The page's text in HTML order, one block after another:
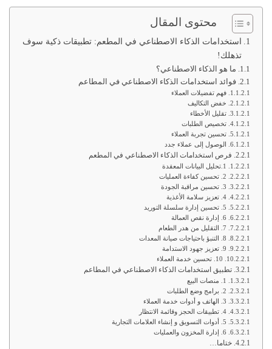
محتوى المقال
استخدامات الذكاء الاصطناعي في المطعم: تطبيقات ذكية سوف
تذهلك!
ما هو الذكاء الاصطناعي؟
فوائد استخدامات الذكاء الاصطناعي في المطاعم
فهم تفضيلات العملاء
خفض التكاليف
تقليل الأخطاء
تخصيص الطلبات
تحسين تجربة العملاء
الوصول إلى عملاء جدد
فرص استخدامات الذكاء الاصطناعي في المطعم
1.تحليل البيانات المعقدة
2. تحسين كفاءة العمليات
3. تحسين مراقبة الجودة
4. تعزيز سلامة الأغذية
5. تحسين إدارة سلسلة التوريد
6. إدارة نقص العمالة
7. التقليل من هدر الطعام
8. التنبؤ باحتياجات صيانة المعدات
9. تعزيز جهود الاستدامة
10. تحسين خدمة العملاء
تطبيق استخدامات الذكاء الاصطناعي في المطاعم
1. منصات البيع
2. برامج وضع الطلبات
3. الهاتف و أدوات خدمة العملاء
4. تطبيقات الحجز وقائمة الانتظار
5. أدوات التسويق و إنشاء العلامات التجارية
6. إدارة المخزون والعمليات
ختاما…